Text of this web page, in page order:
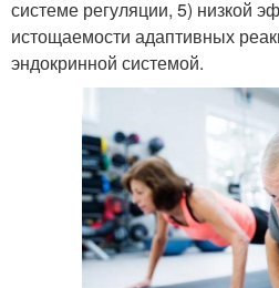
системе регуляции, 5) низкой
истощаемости адаптивных
эндокринной системой.